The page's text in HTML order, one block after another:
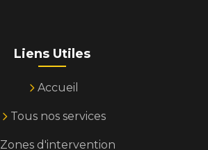
Liens Utiles
Accueil
Tous nos services
Zones d'intervention